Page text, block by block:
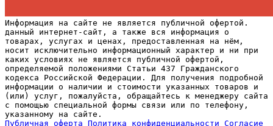
Информация на сайте не является публичной офертой.
данный интернет-сайт, а также вся информация о
товарах, услугах и ценах, предоставленная на нём,
носит исключительно информационный характер и ни при
каких условиях не является публичной офертой,
определяемой положениями Статьи 437 Гражданского
кодекса Российской Федерации. Для получения подробной
информации о наличии и стоимости указанных товаров и
(или) услуг, пожалуйста, обращайтесь к менеджеру сайта
с помощью специальной формы связи или по телефону,
указанному на сайте.
Публичная оферта Политика конфиденциальности Согласие